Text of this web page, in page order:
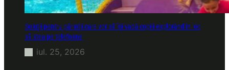
Soluții pentru părinții care vor să își vadă copiii explorând în loc
să stea pe telefoane
iul. 25, 2026